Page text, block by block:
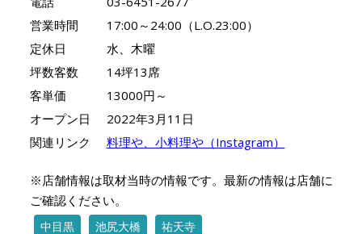
営業時間
17:00～24:00（L.O.23:00）
定休日
水、木曜
坪数客数
14坪13席
客単価
13000円～
オープン日
2022年3月11日
関連リンク
料理や、小料理や（Instagram）
※店舗情報は取材当時の情報です。最新の情報は店舗に
ご確認ください。
中目黒 池尻大橋 祐天寺